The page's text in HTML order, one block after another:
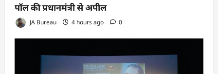
पॉल की प्रधानमंत्री से अपील
JA Bureau 4 hours ago 0